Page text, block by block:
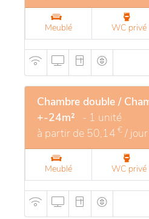
Meublé WC privé
Chambre double /
+-24m² - 1 unité
à partir de 50,14 € / jour
Meublé WC privé